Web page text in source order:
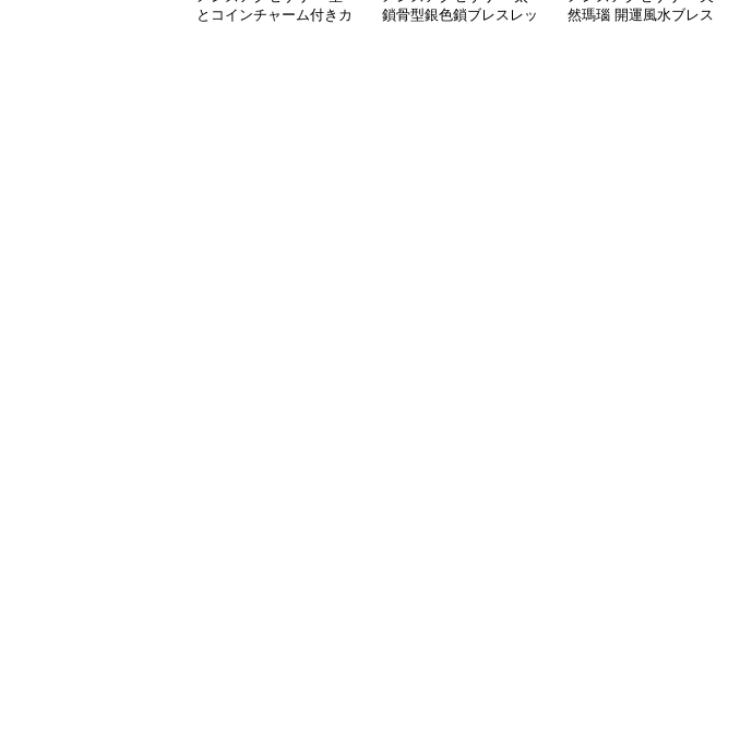
とコインチャーム付きカ
鎖骨型銀色鎖ブレスレッ
然瑪瑙 開運風水ブレス